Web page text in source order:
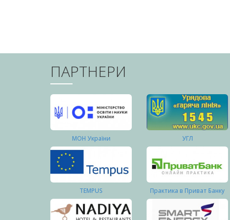
ПАРТНЕРИ
МОН України УГЛ
TEMPUS Практика в Приват Банку